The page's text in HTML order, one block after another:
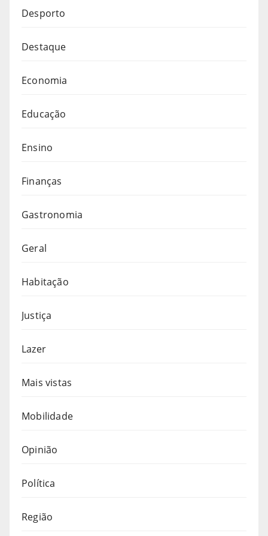
Desporto
Destaque
Economia
Educação
Ensino
Finanças
Gastronomia
Geral
Habitação
Justiça
Lazer
Mais vistas
Mobilidade
Opinião
Política
Região